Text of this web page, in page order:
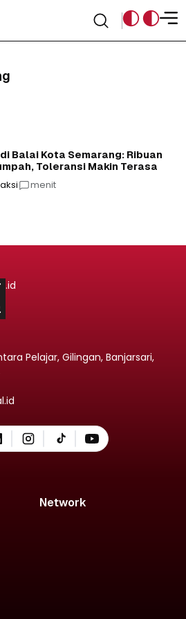
Balai Kota Semarang: Ribuan
Toleransi Makin Terasa
menit
.id
Pelajar, Gilingan, Banjarsari,
Network